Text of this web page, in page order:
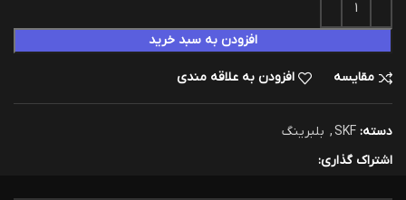
افزودن به سبد خرید
مقایسه افزودن به علاقه مندی
دسته: SKF
, بلبرینگ
اشتراک گذاری: